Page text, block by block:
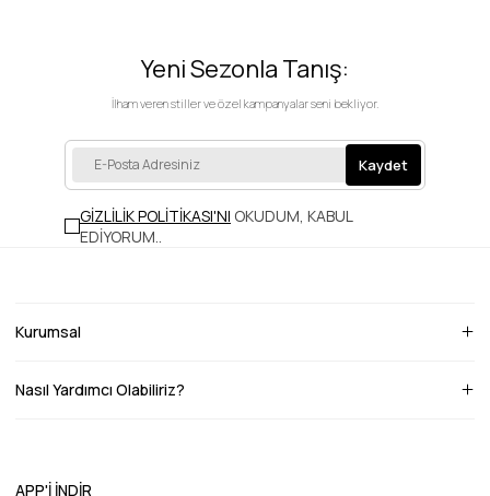
Yeni Sezonla Tanış:
İlham veren stiller ve özel kampanyalar seni bekliyor.
Kaydet
GİZLİLİK POLİTİKASI'NI OKUDUM, KABUL
EDİYORUM.
Kurumsal
Nasıl Yardımcı Olabiliriz?
APP'İ İNDİR